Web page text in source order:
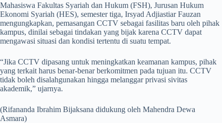
Mahasiswa Fakultas Syariah dan Hukum (FSH), Jurusan Hukum
Ekonomi Syariah (HES), semester tiga, Irsyad Adjiastiar Fauzan
mengungkapkan, pemasangan CCTV sebagai fasilitas baru oleh pihak
kampus, dinilai sebagai tindakan yang bijak karena CCTV dapat
mengawasi situasi dan kondisi tertentu di suatu tempat.
“Jika CCTV dipasang untuk meningkatkan keamanan kampus, pihak
yang terkait harus benar-benar berkomitmen pada tujuan itu. CCTV
tidak boleh disalahgunakan hingga melanggar privasi sivitas
akademik,” ujarnya.
(Rifananda Ibrahim Bijaksana didukung oleh Mahendra Dewa
Asmara)